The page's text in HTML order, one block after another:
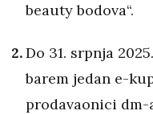
beauty bodova“.
Do 31. srpnja
barem jedan e-
prodavaonici